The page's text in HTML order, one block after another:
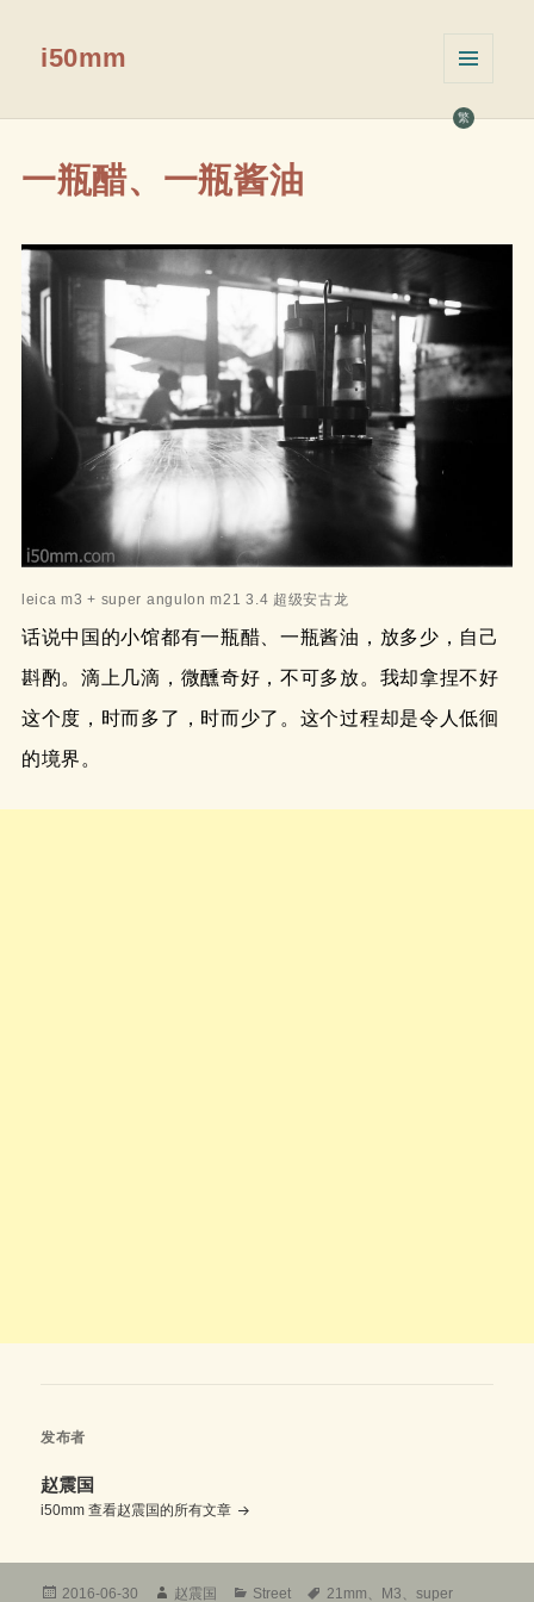
繁
i50mm
挂件
一瓶醋、一瓶酱油
leica m3 + super angulon m21 3.4 超级安古龙
话说中国的小馆都有一瓶醋、一瓶酱油，放多少，自己
斟酌。滴上几滴，微醺奇好，不可多放。我却拿捏不好
这个度，时而多了，时而少了。这个过程却是令人低徊
的境界。
发布者
赵震国
i50mm查看赵震国的所有文章
发
2016-06-30 作
赵震国 分
Street 标
21mm 、 M3 、super